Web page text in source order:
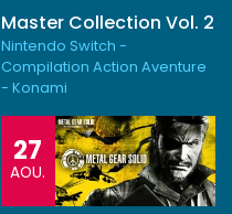
Master Collection Vol. 2
Nintendo Switch -
Compilation Action Aventure
- Konami
27
AOU.